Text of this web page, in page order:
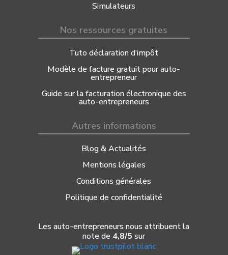
Simulateurs
Nos ressources gratuites
Tuto déclaration d’impôt
Modèle de facture gratuit pour auto-
entrepreneur
Guide sur la facturation électronique des
auto-entrepreneurs
Autres informations
Blog & Actualités
Mentions légales
Conditions générales
Politique de confidentialité
Les auto-entrepreneurs nous attribuent la
note de 4,8/5 sur